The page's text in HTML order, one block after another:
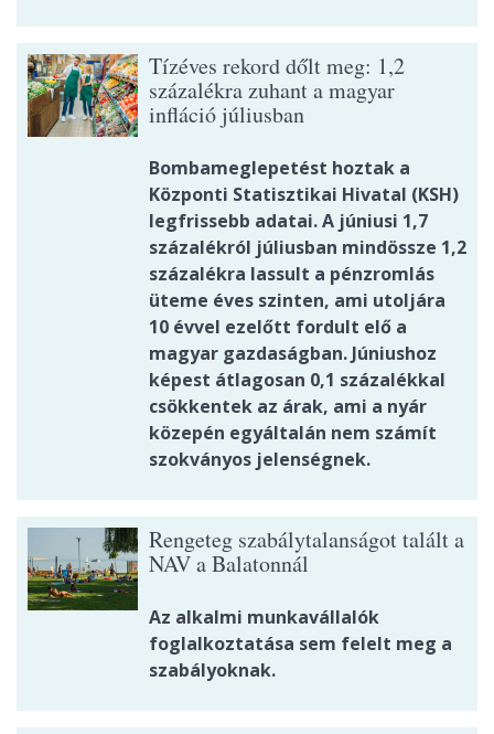
Tízéves rekord dőlt meg: 1,2
százalékra zuhant a magyar
infláció júliusban
Bombameglepetést hoztak a
Központi Statisztikai Hivatal (KSH)
legfrissebb adatai. A júniusi 1,7
százalékról júliusban mindössze 1,2
százalékra lassult a pénzromlás
üteme éves szinten, ami utoljára
10 évvel ezelőtt fordult elő a
magyar gazdaságban. Júniushoz
képest átlagosan 0,1 százalékkal
csökkentek az árak, ami a nyár
közepén egyáltalán nem számít
szokványos jelenségnek.
Rengeteg szabálytalanságot talált a
NAV a Balatonnál
Az alkalmi munkavállalók
foglalkoztatása sem felelt meg a
szabályoknak.